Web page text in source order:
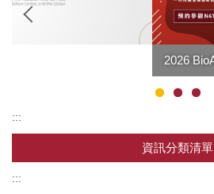
:::
資訊分類清單
:::